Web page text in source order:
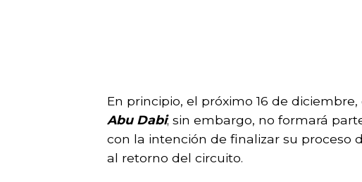
En principio, el próximo 16 de
Abu Dabi; sin embargo, no formará
con la intención de finalizar su proceso
al retorno del circuito.